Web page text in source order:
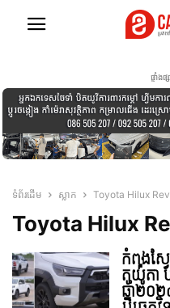
ផ្ទាំង
ទំព័រដើម ស្លាក Toyota Hilux
Toyota Hilux
កំពុងស្វ
តូយ៉ូតា
ឆ្នាំ២០